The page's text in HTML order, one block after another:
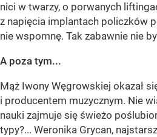
nici w twarzy, o porwanych
z napięcia implantach policzków
nie wspomnę. Tak zabawnie nie
A poza tym...
Mąż Iwony Węgrowskiej okazał
i producentem muzycznym. Nie
nauki zajmuje się świeżo
typy?... Weronika Grycan,